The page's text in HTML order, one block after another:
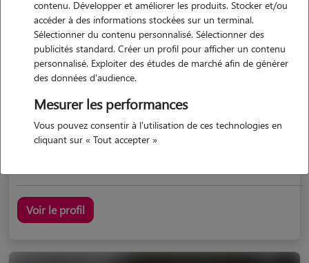
Tom
ST RAPHAEL 83700
possède des animaux
j'ai défendu des animaux aquatiques avec l'oeuvre d'une...
Voir le profil
contenu. Développer et améliorer les produits. Stocker et/ou
accéder à des informations stockées sur un terminal.
Sélectionner du contenu personnalisé. Sélectionner des
publicités standard. Créer un profil pour afficher un contenu
personnalisé. Exploiter des études de marché afin de générer
des données d'audience.
Mesurer les performances
Vous pouvez consentir à l'utilisation de ces technologies en
cliquant sur « Tout accepter »